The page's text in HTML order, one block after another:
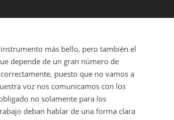
más bello, pero también el
depende de un gran número de
puesto que no vamos a
voz nos comunicamos con los
no solamente para los
deban hablar de una forma clara